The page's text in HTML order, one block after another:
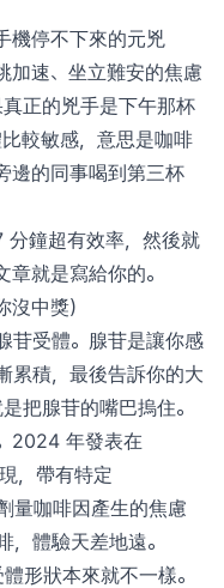
機停不下來的元兇
加速、坐立難安的焦慮
真正的兇手是下午那杯
較敏感，意思是咖啡
邊的同事喝到第三杯
鐘超有效率，然後就
就是寫給你的。
中獎）
苷受體。腺苷是讓你感
積，最後告訴你的大
把腺苷的嘴巴摀住。
2024 年發表在
，帶有特定
量咖啡因產生的焦慮
體驗天差地遠。
形狀本來就不一樣。